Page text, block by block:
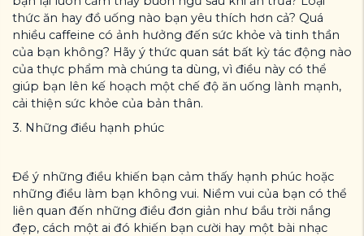
thức ăn hay đồ uống nào bạn yêu thích hơn cả? Quá
nhiều caffeine có ảnh hưởng đến sức khỏe và tinh thần
của bạn không? Hãy ý thức quan sát bất kỳ tác động nào
của thực phẩm mà chúng ta dùng, vì điều này có thể
giúp bạn lên kế hoạch một chế độ ăn uống lành mạnh,
cải thiện sức khỏe của bản thân.
3. Những điều hạnh phúc
Để ý những điều khiến bạn cảm thấy hạnh phúc hoặc
những điều làm bạn không vui. Niềm vui của bạn có thể
liên quan đến những điều đơn giản như bầu trời nắng
đẹp, cách một ai đó khiến bạn cười hay một bài nhạc